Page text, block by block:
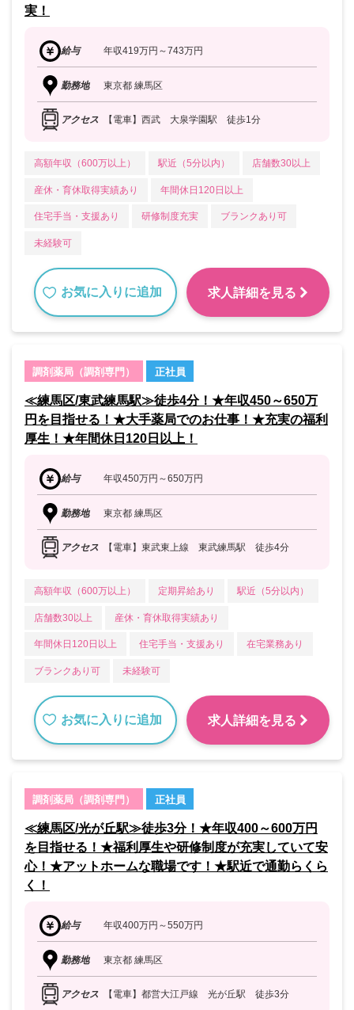
実！
給与 年収419万円～743万円
勤務地 東京都 練馬区
アクセス 【電車】西武 大泉学園駅 徒歩1分
高額年収（600万以上） 駅近（5分以内） 店舗数30以上
産休・育休取得実績あり 年間休日120日以上
住宅手当・支援あり 研修制度充実 ブランクあり可
未経験可
お気に入りに追加 求人詳細を見る
調剤薬局（調剤専門） 正社員
≪練馬区/東武練馬駅≫徒歩4分！★年収450～650万
円を目指せる！★大手薬局でのお仕事！★充実の福利
厚生！★年間休日120日以上！
給与 年収450万円～650万円
勤務地 東京都 練馬区
アクセス 【電車】東武東上線 東武練馬駅 徒歩4分
高額年収（600万以上） 定期昇給あり 駅近（5分以内）
店舗数30以上 産休・育休取得実績あり
年間休日120日以上 住宅手当・支援あり 在宅業務あり
ブランクあり可 未経験可
お気に入りに追加 求人詳細を見る
調剤薬局（調剤専門） 正社員
≪練馬区/光が丘駅≫徒歩3分！★年収400～600万円
を目指せる！★福利厚生や研修制度が充実していて安
心！★アットホームな職場です！★駅近で通勤らくら
く！
給与 年収400万円～550万円
勤務地 東京都 練馬区
アクセス 【電車】都営大江戸線 光が丘駅 徒歩3分